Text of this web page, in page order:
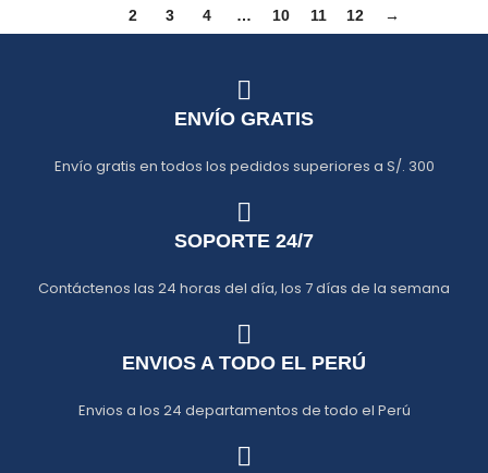
2 3 4 … 10 11 12 →
ENVÍO GRATIS
Envío gratis en todos los pedidos superiores a S/. 300
SOPORTE 24/7
Contáctenos las 24 horas del día, los 7 días de la semana
ENVIOS A TODO EL PERÚ
Envios a los 24 departamentos de todo el Perú